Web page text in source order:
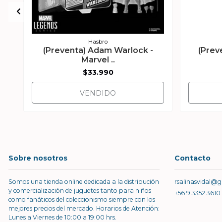
Hasbro
(Preventa) Adam Warlock -
Marvel ..
$33.990
VENDIDO
Sobre nosotros
Somos una tienda online dedicada a la distribución
y comercialización de juguetes tanto para niños
como fanáticos del coleccionismo siempre con los
mejores precios del mercado. Horarios de Atención:
Lunes a Viernes de 10:00 a 19:00 hrs.
Contacto
+56 9 3352 3610